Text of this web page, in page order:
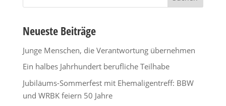
Neueste Beiträge
Junge Menschen, die Verantwortung übernehmen
Ein halbes Jahrhundert berufliche Teilhabe
Jubiläums-Sommerfest mit Ehemaligentreff: BBW
und WRBK feiern 50 Jahre